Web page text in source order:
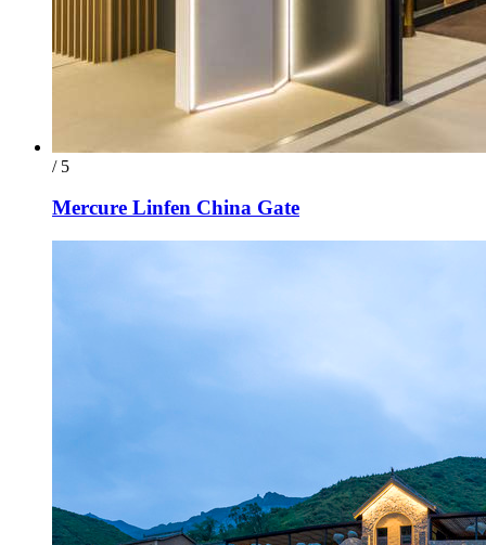
/ 5
Mercure Linfen China Gate